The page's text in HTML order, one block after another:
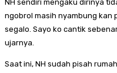
NH sendiri mengaku dirinya
ngobrol masih nyambung kan
segalo. Sayo ko cantik
ujarnya.
Saat ini, NH sudah pisah